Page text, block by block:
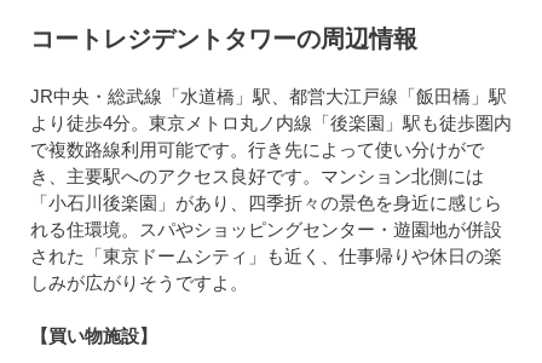
コートレジデントタワーの周辺情報
JR中央・総武線「水道橋」駅、都営大江戸線「飯田橋」駅
より徒歩4分。東京メトロ丸ノ内線「後楽園」駅も徒歩圏内
で複数路線利用可能です。行き先によって使い分けがで
き、主要駅へのアクセス良好です。マンション北側には
「小石川後楽園」があり、四季折々の景色を身近に感じら
れる住環境。スパやショッピングセンター・遊園地が併設
された「東京ドームシティ」も近く、仕事帰りや休日の楽
しみが広がりそうですよ。
【買い物施設】